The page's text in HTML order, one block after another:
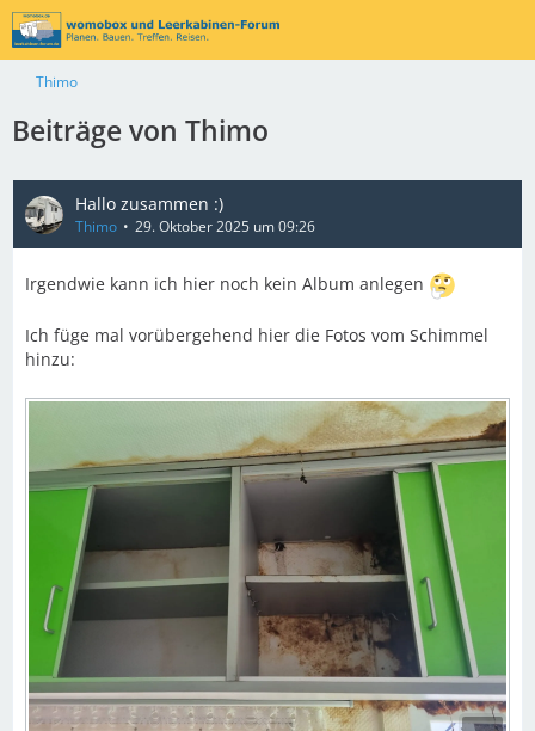
Thimo
Beiträge von Thimo
Hallo zusammen :)
Thimo 29. Oktober 2025 um 09:26
Irgendwie kann ich hier noch kein Album anlegen
Ich füge mal vorübergehend hier die Fotos vom Schimmel
hinzu: